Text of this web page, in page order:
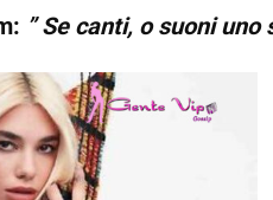
” Se canti, o suoni uno